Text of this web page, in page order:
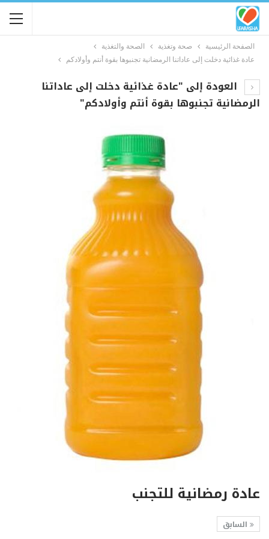
الصفحة الرئيسية صحة وتغذية
الصحة والتغذية
عادة غذائية دخلت إلى عاداتنا الرمضانية تجنبوها بقوة أنتم وأولادكم
العودة إلى "عادة غذائية دخلت إلى عاداتنا
الرمضانية تجنبوها بقوة أنتم وأولادكم"
عادة رمضانية للتجنب
السابق